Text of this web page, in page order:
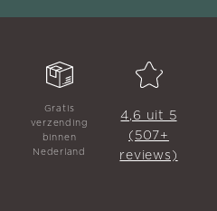
Gratis
verzending
binnen
Nederland
4,6 uit 5
(507+
reviews)